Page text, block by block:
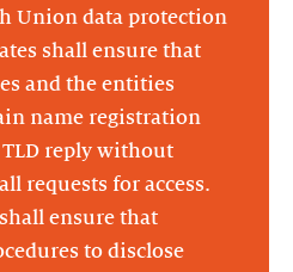
Union data protection
shall ensure that
and the entities
name registration
reply without
requests for access.
ensure that
to disclose